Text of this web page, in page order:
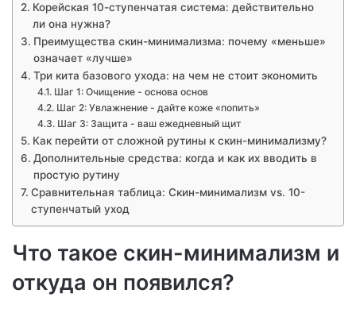
Корейская 10-ступенчатая система: действительно
ли она нужна?
Преимущества скин-минимализма: почему «меньше»
означает «лучше»
Три кита базового ухода: на чем не стоит экономить
Шаг 1: Очищение - основа основ
Шаг 2: Увлажнение - дайте коже «попить»
Шаг 3: Защита - ваш ежедневный щит
Как перейти от сложной рутины к скин-минимализму?
Дополнительные средства: когда и как их вводить в
простую рутину
Сравнительная таблица: Скин-минимализм vs. 10-
ступенчатый уход
Что такое скин-минимализм и
откуда он появился?